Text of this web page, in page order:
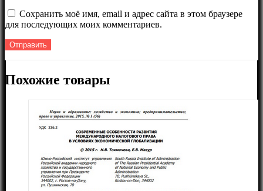
Сохранить моё имя, email и адрес сайта в этом браузере
для последующих моих комментариев.
Похожие товары